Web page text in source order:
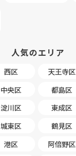
人気のエリア
西区 天王寺区
中央区 都島区
淀川区 東成区
城東区 鶴見区
港区 阿倍野区